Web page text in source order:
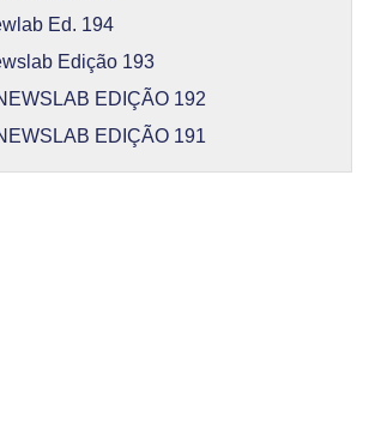
Ed. 194
Edição 193
EDIÇÃO 192
EDIÇÃO 191